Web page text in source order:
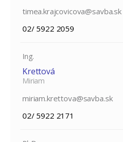
timea.krajcovicova@savba.sk
02/ 5922 2059
Ing.
Krettová
Miriam
miriam.krettova@savba.sk
02/ 5922 2171